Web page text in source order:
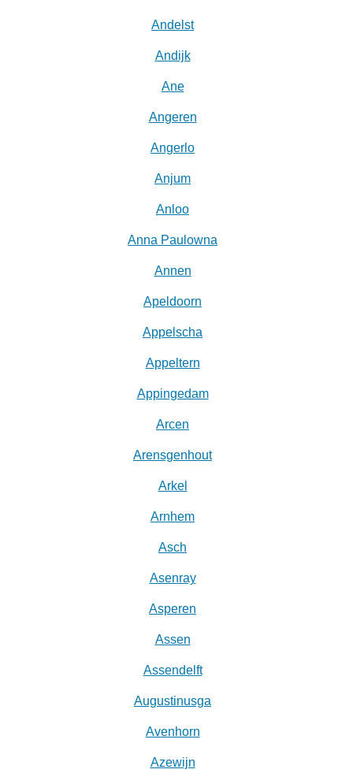
Andelst
Andijk
Ane
Angeren
Angerlo
Anjum
Anloo
Anna Paulowna
Annen
Apeldoorn
Appelscha
Appeltern
Appingedam
Arcen
Arensgenhout
Arkel
Arnhem
Asch
Asenray
Asperen
Assen
Assendelft
Augustinusga
Avenhorn
Azewijn